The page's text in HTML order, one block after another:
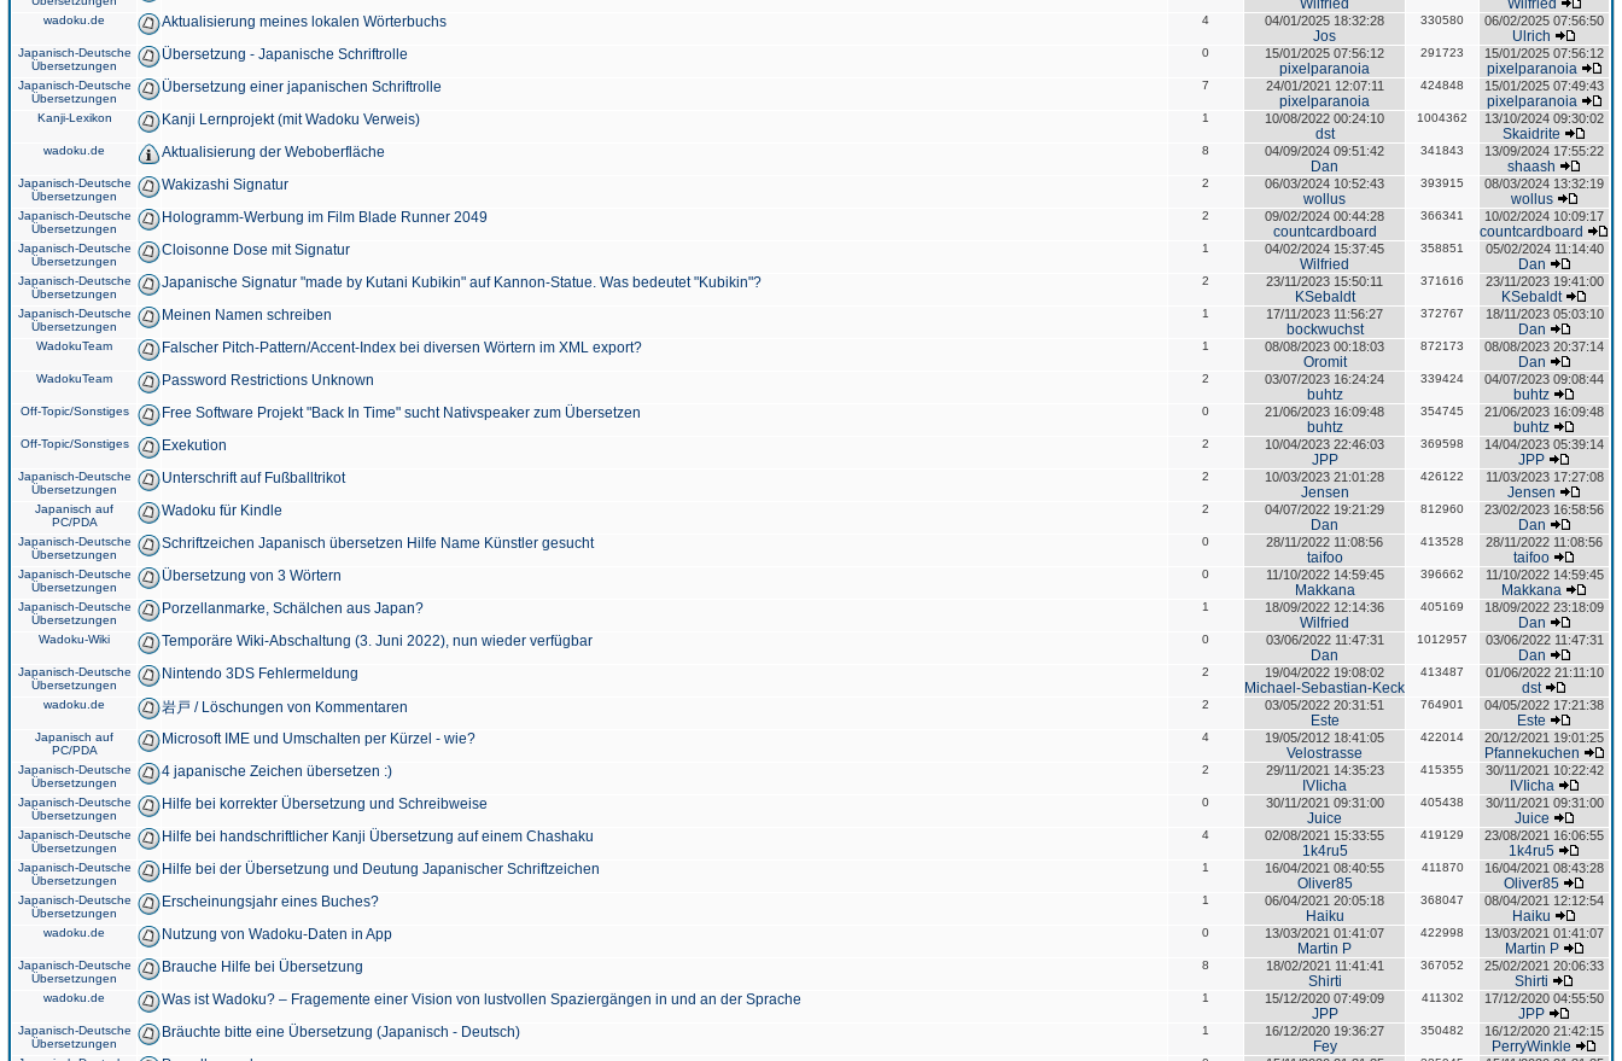
Wilfried Wilfried
wadoku.de Aktualisierung meines lokalen Wörterbuchs 4 04/01/2025 18:32:28
Jos
330580 06/02/2025 07:56:50
Ulrich
Japanisch-Deutsche
Übersetzungen
Übersetzung - Japanische Schriftrolle 0 15/01/2025 07:56:12
pixelparanoia
291723 15/01/2025 07:56:12
pixelparanoia
Japanisch-Deutsche
Übersetzungen
Übersetzung einer japanischen Schriftrolle 7 24/01/2021 12:07:11
pixelparanoia
424848 15/01/2025 07:49:43
pixelparanoia
Kanji-Lexikon Kanji Lernprojekt (mit Wadoku Verweis) 1 10/08/2022 00:24:10
dst
1004362 13/10/2024 09:30:02
Skaidrite
wadoku.de Aktualisierung der Weboberfläche 8 04/09/2024 09:51:42
Dan
341843 13/09/2024 17:55:22
shaash
Japanisch-Deutsche
Übersetzungen
Wakizashi Signatur 2 06/03/2024 10:52:43
wollus
393915 08/03/2024 13:32:19
wollus
Japanisch-Deutsche
Übersetzungen
Hologramm-Werbung im Film Blade Runner 2049 2 09/02/2024 00:44:28
countcardboard
366341 10/02/2024 10:09:17
countcardboard
Japanisch-Deutsche
Übersetzungen
Cloisonne Dose mit Signatur 1 04/02/2024 15:37:45
Wilfried
358851 05/02/2024 11:14:40
Dan
Japanisch-Deutsche
Übersetzungen
Japanische Signatur "made by Kutani Kubikin" auf Kannon-Statue. Was bedeutet "Kubikin"? 2 23/11/2023 15:50:11
KSebaldt
371616 23/11/2023 19:41:00
KSebaldt
Japanisch-Deutsche
Übersetzungen
Meinen Namen schreiben 1 17/11/2023 11:56:27
bockwuchst
372767 18/11/2023 05:03:10
Dan
WadokuTeam Falscher Pitch-Pattern/Accent-Index bei diversen Wörtern im XML export? 1 08/08/2023 00:18:03
Oromit
872173 08/08/2023 20:37:14
Dan
WadokuTeam Password Restrictions Unknown 2 03/07/2023 16:24:24
buhtz
339424 04/07/2023 09:08:44
buhtz
Off-Topic/Sonstiges Free Software Projekt "Back In Time" sucht Nativspeaker zum Übersetzen 0 21/06/2023 16:09:48
buhtz
354745 21/06/2023 16:09:48
buhtz
Off-Topic/Sonstiges Exekution 2 10/04/2023 22:46:03
JPP
369598 14/04/2023 05:39:14
JPP
Japanisch-Deutsche
Übersetzungen
Unterschrift auf Fußballtrikot 2 10/03/2023 21:01:28
Jensen
426122 11/03/2023 17:27:08
Jensen
Japanisch auf
PC/PDA
Wadoku für Kindle 2 04/07/2022 19:21:29
Dan
812960 23/02/2023 16:58:56
Dan
Japanisch-Deutsche
Übersetzungen
Schriftzeichen Japanisch übersetzen Hilfe Name Künstler gesucht 0 28/11/2022 11:08:56
taifoo
413528 28/11/2022 11:08:56
taifoo
Japanisch-Deutsche
Übersetzungen
Übersetzung von 3 Wörtern 0 11/10/2022 14:59:45
Makkana
396662 11/10/2022 14:59:45
Makkana
Japanisch-Deutsche
Übersetzungen
Porzellanmarke, Schälchen aus Japan? 1 18/09/2022 12:14:36
Wilfried
405169 18/09/2022 23:18:09
Dan
Wadoku-Wiki Temporäre Wiki-Abschaltung (3. Juni 2022), nun wieder verfügbar 0 03/06/2022 11:47:31
Dan
1012957 03/06/2022 11:47:31
Dan
Japanisch-Deutsche
Übersetzungen
Nintendo 3DS Fehlermeldung 2 19/04/2022 19:08:02
Michael-Sebastian-Keck
413487 01/06/2022 21:11:10
dst
wadoku.de 岩戸 / Löschungen von Kommentaren 2 03/05/2022 20:31:51
Este
764901 04/05/2022 17:21:38
Este
Japanisch auf
PC/PDA
Microsoft IME und Umschalten per Kürzel - wie? 4 19/05/2012 18:41:05
Velostrasse
422014 20/12/2021 19:01:25
Pfannekuchen
Japanisch-Deutsche
Übersetzungen
4 japanische Zeichen übersetzen :) 2 29/11/2021 14:35:23
IVIicha
415355 30/11/2021 10:22:42
IVIicha
Japanisch-Deutsche
Übersetzungen
Hilfe bei korrekter Übersetzung und Schreibweise 0 30/11/2021 09:31:00
Juice
405438 30/11/2021 09:31:00
Juice
Japanisch-Deutsche
Übersetzungen
Hilfe bei handschriftlicher Kanji Übersetzung auf einem Chashaku 4 02/08/2021 15:33:55
1k4ru5
419129 23/08/2021 16:06:55
1k4ru5
Japanisch-Deutsche
Übersetzungen
Hilfe bei der Übersetzung und Deutung Japanischer Schriftzeichen 1 16/04/2021 08:40:55
Oliver85
411870 16/04/2021 08:43:28
Oliver85
Japanisch-Deutsche
Übersetzungen
Erscheinungsjahr eines Buches? 1 06/04/2021 20:05:18
Haiku
368047 08/04/2021 12:12:54
Haiku
wadoku.de Nutzung von Wadoku-Daten in App 0 13/03/2021 01:41:07
Martin P
422998 13/03/2021 01:41:07
Martin P
Japanisch-Deutsche
Übersetzungen
Brauche Hilfe bei Übersetzung 8 18/02/2021 11:41:41
Shirti
367052 25/02/2021 20:06:33
Shirti
wadoku.de Was ist Wadoku? – Fragemente einer Vision von lustvollen Spaziergängen in und an der Sprache 1 15/12/2020 07:49:09
JPP
411302 17/12/2020 04:55:50
JPP
Japanisch-Deutsche
Übersetzungen
Bräuchte bitte eine Übersetzung (Japanisch - Deutsch) 1 16/12/2020 19:36:27
Fey
350482 16/12/2020 21:42:15
PerryWinkle